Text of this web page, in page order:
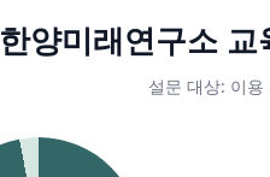
한양미래연구소
설문 대상: 이용